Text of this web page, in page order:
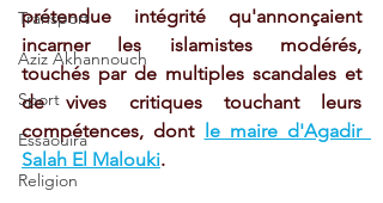
Transport
Aziz Akhannouch
Sport
Essaouira
Religion
prétendue intégrité qu'annonçaient
incarner les islamistes modérés,
touchés par de multiples scandales et
de vives critiques touchant leurs
compétences, dont le maire d'Agadir
Salah El Malouki.